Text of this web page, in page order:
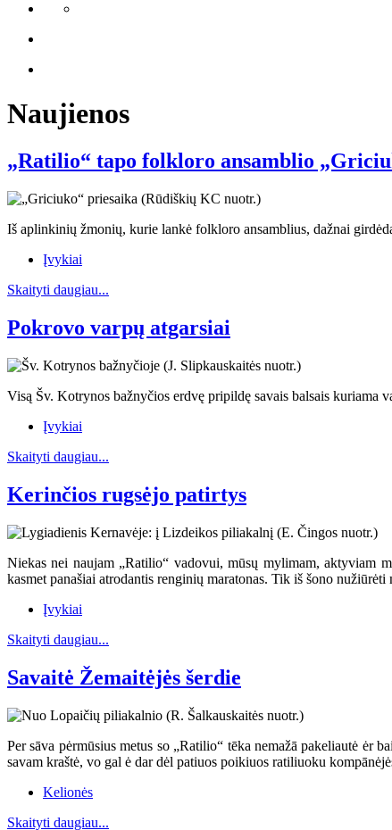
Naujienos
„Ratilio“ tapo folkloro ansamblio
Iš aplinkinių žmonių, kurie lankė folkloro ansamblius, dažnai
Įvykiai
Skaityti daugiau...
Pokrovo varpų atgarsiai
Visą Šv. Kotrynos bažnyčios erdvę pripildę savais balsais
Įvykiai
Skaityti daugiau...
Kerinčios rugsėjo patirtys
Niekas nei naujam „Ratilio“ vadovui, mūsų mylimam, aktyviam
kasmet panašiai atrodantis renginių maratonas. Tik iš šono
Įvykiai
Skaityti daugiau...
Savaitė Žemaitėjės šerdie
Per sāva pėrmūsius metus so „Ratilio“ tēka nemažā pakeliautė ėr
savam kraštė, vo gal ė dar dėl patiuos poikiuos ratiliuoku
Kelionės
Skaityti daugiau...